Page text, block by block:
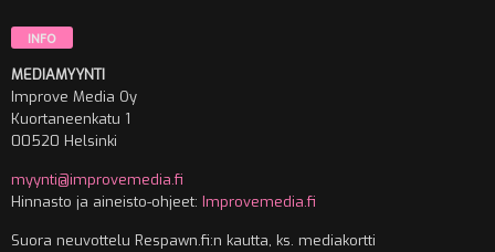
INFO
MEDIAMYYNTI
Improve Media Oy
Kuortaneenkatu 1
00520 Helsinki
myynti@improvemedia.fi
Hinnasto ja aineisto-ohjeet: Improvemedia.fi
Suora neuvottelu Respawn.fi:n kautta, ks. mediakortti